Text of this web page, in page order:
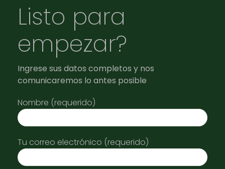
Listo para
empezar?
Ingrese sus datos completos y nos
comunicaremos lo antes posible
Nombre (requerido)
Tu correo electrónico (requerido)